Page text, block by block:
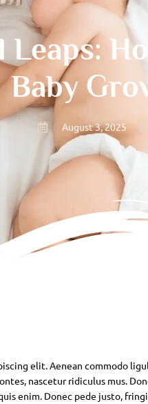
Leaps:
Baby
August 3, 2025
elit. Aenean commodo
nascetur ridiculus mus.
enim. Donec pede justo,